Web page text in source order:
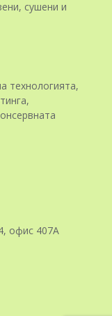
сушени и
технологията,
офис 407А